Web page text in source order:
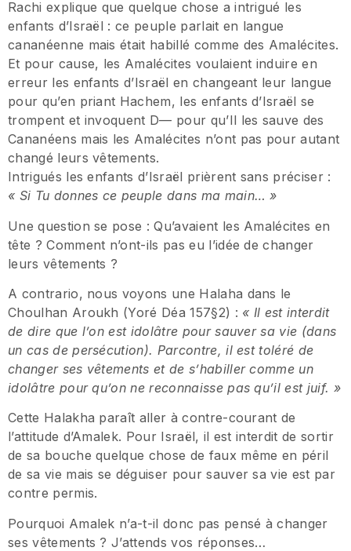
Rachi explique que quelque chose a intrigué les
enfants d’Israël : ce peuple parlait en langue
cananéenne mais était habillé comme des Amalécites.
Et pour cause, les Amalécites voulaient induire en
erreur les enfants d’Israël en changeant leur langue
pour qu’en priant Hachem, les enfants d’Israël se
trompent et invoquent D— pour qu’Il les sauve des
Cananéens mais les Amalécites n’ont pas pour autant
changé leurs vêtements.
Intrigués les enfants d’Israël prièrent sans préciser :
« Si Tu donnes ce peuple dans ma main… »
Une question se pose : Qu’avaient les Amalécites en
tête ? Comment n’ont-ils pas eu l’idée de changer
leurs vêtements ?
A contrario, nous voyons une Halaha dans le
Choulhan Aroukh (Yoré Déa 157§2) : « Il est interdit
de dire que l’on est idolâtre pour sauver sa vie (dans
un cas de persécution). Parcontre, il est toléré de
changer ses vêtements et de s’habiller comme un
idolâtre pour qu’on ne reconnaisse pas qu’il est juif. »
Cette Halakha paraît aller à contre-courant de
l’attitude d’Amalek. Pour Israël, il est interdit de sortir
de sa bouche quelque chose de faux même en péril
de sa vie mais se déguiser pour sauver sa vie est par
contre permis.
Pourquoi Amalek n’a-t-il donc pas pensé à changer
ses vêtements ? J’attends vos réponses…